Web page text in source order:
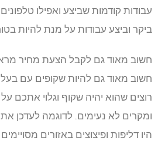
עבודות קודמות שביצע ואפילו
ביקר וביצע עבודות על מנת להיות
חשוב מאוד גם לקבל הצעת מחיר
חשוב מאוד גם להיות שקופים עם
רוצים שהוא יהיה שקוף וגלוי אתכם
ומקרים לא נעימים. לדוגמה לעדכן
היו דליפות ופיצוצים באזורים